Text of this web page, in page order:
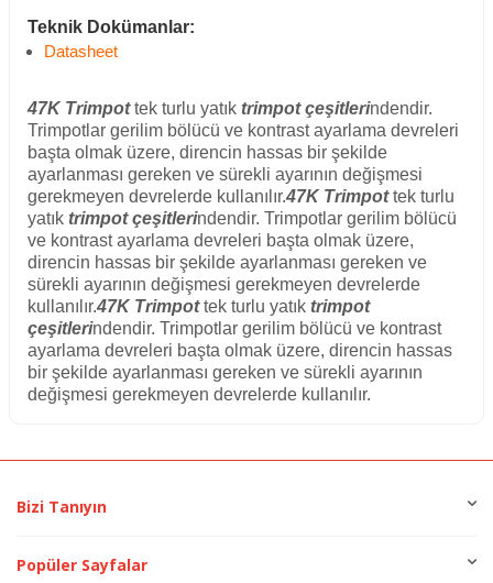
Teknik Dokümanlar:
Datasheet
47K Trimpottek turlu yatık trimpot çeşitlerindendir.
Trimpotlar gerilim bölücü ve kontrast ayarlama devreleri
başta olmak üzere, direncin hassas bir şekilde
ayarlanması gereken ve sürekli ayarının değişmesi
gerekmeyen devrelerde kullanılır.47K Trimpottek turlu
yatık trimpot çeşitlerindendir. Trimpotlar gerilim bölücü
ve kontrast ayarlama devreleri başta olmak üzere,
direncin hassas bir şekilde ayarlanması gereken ve
sürekli ayarının değişmesi gerekmeyen devrelerde
kullanılır.47K Trimpottek turlu yatık trimpot
çeşitlerindendir. Trimpotlar gerilim bölücü ve kontrast
ayarlama devreleri başta olmak üzere, direncin hassas
bir şekilde ayarlanması gereken ve sürekli ayarının
değişmesi gerekmeyen devrelerde kullanılır.
Bizi Tanıyın
Popüler Sayfalar